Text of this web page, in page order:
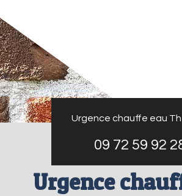
Urgence chauffe eau
09 72 59 92
Urgence